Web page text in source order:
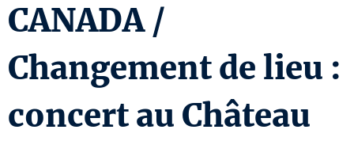
CANADA /
Changement de lieu :
concert au Château